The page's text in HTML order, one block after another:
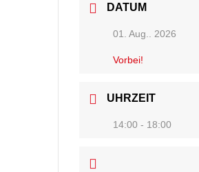
DATUM
01. Aug.. 2026
Vorbei!
UHRZEIT
14:00 - 18:00